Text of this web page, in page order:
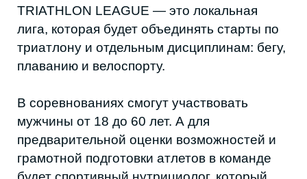
плавание — 750 м
велоэтап — 20 км
бег — 5 км
Уличные старты — в перспективе
«железной»:
плавание — 3,8 км
велоэтап — 180 км
бег — 42,2 км
В первый год команда планирует начать с